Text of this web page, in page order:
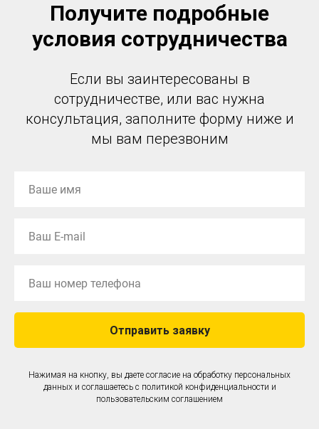
Получите подробные
условия сотрудничества
Если вы заинтересованы в
сотрудничестве, или вас нужна
консультация, заполните форму ниже и
мы вам перезвоним
Отправить заявку
Нажимая на кнопку, вы даете согласие на обработку персональных
данных и соглашаетесь c политикой конфиденциальности и
пользовательским соглашением